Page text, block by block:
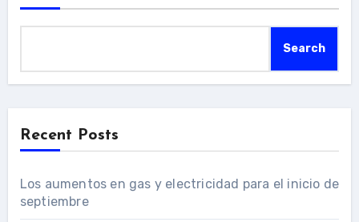
Search
Recent Posts
Los aumentos en gas y electricidad para el inicio de
septiembre